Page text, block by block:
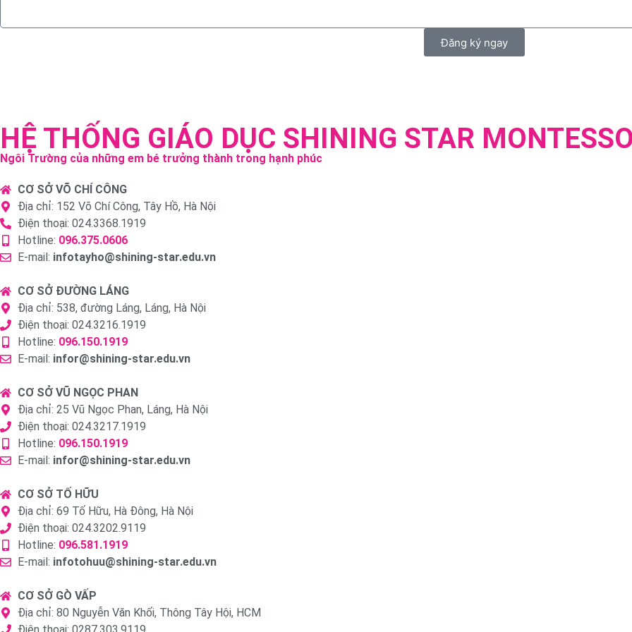
Đăng ký ngay
HỆ THỐNG GIÁO DỤC SHINING STAR
Ngôi Trường của những em bé trưởng thành trong hạnh phúc
CƠ SỞ VÕ CHÍ CÔNG
Địa chỉ: 152 Võ Chí Công, Tây Hồ, Hà Nội
Điện thoại: 024.3368.1919
Hotline: 096.375.0606
E-mail: infotayho@shining-star.edu.vn
CƠ SỞ ĐƯỜNG LÁNG
Địa chỉ: 538, đường Láng, Láng, Hà Nội
Điện thoại: 024.3216.1919
Hotline: 096.150.1919
E-mail: infor@shining-star.edu.vn
CƠ SỞ VŨ NGỌC PHAN
Địa chỉ: 25 Vũ Ngọc Phan, Láng, Hà Nội
Điện thoại: 024.3217.1919
Hotline: 096.150.1919
E-mail: infor@shining-star.edu.vn
CƠ SỞ TỐ HỮU
Địa chỉ: 69 Tố Hữu, Hà Đông, Hà Nội
Điện thoại: 024.3202.9119
Hotline: 096.581.1919
E-mail: infotohuu@shining-star.edu.vn
CƠ SỞ GÒ VẤP
Địa chỉ: 80 Nguyễn Văn Khối, Thông Tây Hội, HCM